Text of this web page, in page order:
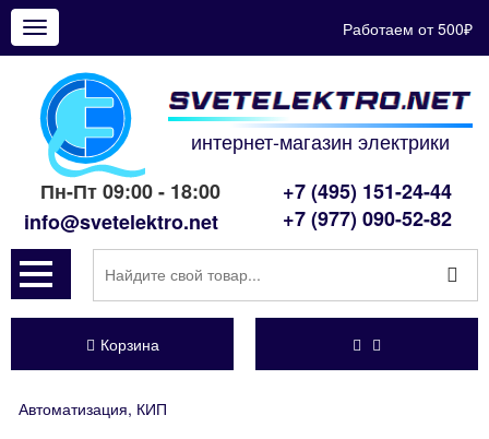
Показать
меню
Работаем от 500₽
интернет-магазин электрики
Пн-Пт 09:00 - 18:00
info@svetelektro.net
+7 (495) 151-24-44
+7 (977) 090-52-82
Корзина
Автоматизация, КИП